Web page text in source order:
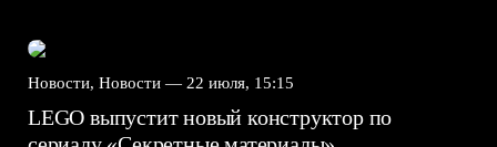
Новости, Новости — 22 июля, 15:15
LEGO выпустит новый конструктор по